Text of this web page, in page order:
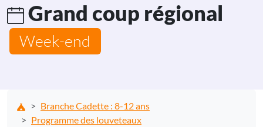
Grand coup régional
Week-end
Branche Cadette : 8-12 ans
Programme des louveteaux